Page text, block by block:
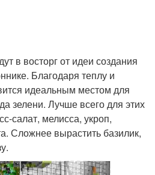
в восторг от идеи создания
Благодаря теплу и
идеальным местом для
зелени. Лучше всего для этих
салат, мелисса, укроп,
Сложнее вырастить базилик,